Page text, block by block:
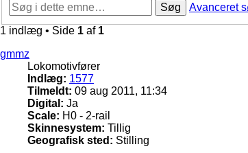
Søg
Avanceret
1 indlæg • Side 1 af 1
gmmz
Lokomotivfører
Indlæg: 1577
Tilmeldt: 09 aug 2011, 11:34
Digital: Ja
Scale: H0 - 2-rail
Skinnesystem: Tillig
Geografisk sted: Stilling